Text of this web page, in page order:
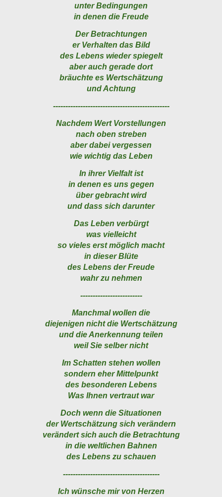
unter Bedingungen
in denen die Freude
Der Betrachtungen
er Verhalten das Bild
des Lebens wieder spiegelt
aber auch gerade dort
bräuchte es Wertschätzung
und Achtung
-----------------------------------------------
Nachdem Wert Vorstellungen
nach oben streben
aber dabei vergessen
wie wichtig das Leben
In ihrer Vielfalt ist
in denen es uns gegen
über gebracht wird
und dass sich darunter
Das Leben verbürgt
was vielleicht
so vieles erst möglich macht
in dieser Blüte
des Lebens der Freude
wahr zu nehmen
-------------------------
Manchmal wollen die
diejenigen nicht die Wertschätzung
und die Anerkennung teilen
weil Sie selber nicht
Im Schatten stehen wollen
sondern eher Mittelpunkt
des besonderen Lebens
Was Ihnen vertraut war
Doch wenn die Situationen
der Wertschätzung sich verändern
verändert sich auch die Betrachtung
in die weltlichen Bahnen
des Lebens zu schauen
---------------------------------------
Ich wünsche mir von Herzen